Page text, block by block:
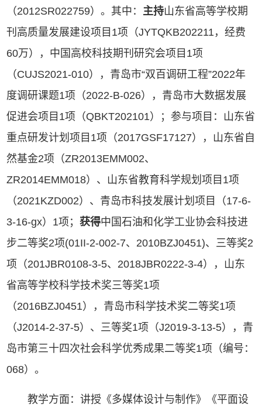
（2012SR022759）。其中： 主持山东省高等学校期
刊高质量发展建设项目1项（JYTQKB202211，经费
60万），中国高校科技期刊研究会项目1项
（CUJS2021-010），青岛市“双百调研工程”2022年
度调研课题1项（2022-B-026），青岛市大数据发展
促进会项目1项（QBKT202101）；参与项目：山东省
重点研发计划项目1项（2017GSF17127），山东省自
然基金2项（ZR2013EMM002、
ZR2014EMM018）、山东省教育科学规划项目1项
（2021KZD002）、青岛市科技发展计划项目（17-6-
3-16-gx）1项；获得中国石油和化学工业协会科技进
步二等奖2项(01II-2-002-7、2010BZJ0451)、三等奖2
项（201JBR0108-3-5、2018JBR0222-3-4），山东
省高等学校科学技术奖三等奖1项
（2016BZJ0451），青岛市科学技术奖二等奖1项
（J2014-2-37-5）、三等奖1项（J2019-3-13-5），青
岛市第三十四次社会科学优秀成果二等奖1项（编号：
068）。
教学方面：讲授《多媒体设计与制作》《平面设